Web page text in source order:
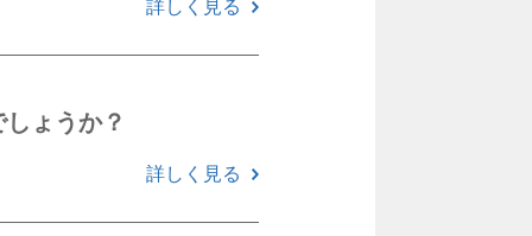
詳しく見る
ょうか？
詳しく見る